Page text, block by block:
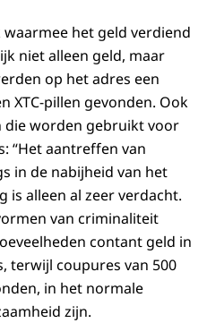
het geld verdiend
niet alleen geld, maar
op het adres een
XTC-pillen gevonden. Ook
die worden gebruikt voor
“Het aantreffen van
in de nabijheid van het
is alleen al zeer verdacht.
van criminaliteit
contant geld in
terwijl coupures van 500
in het normale
zijn.